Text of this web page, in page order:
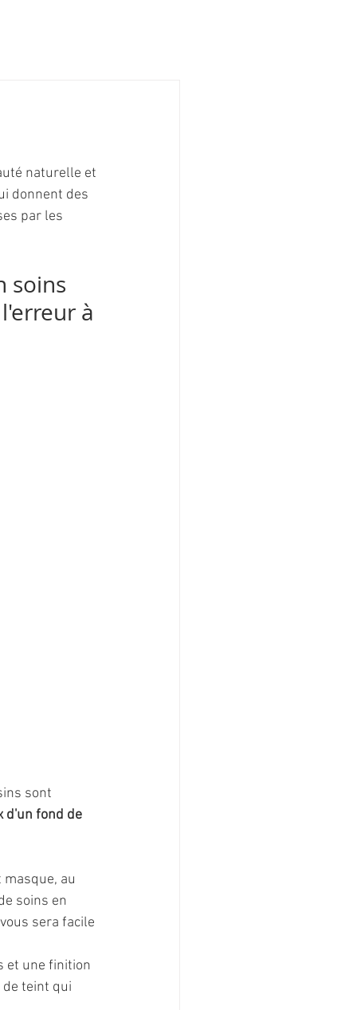
naturelle et
donnent des
par les
soins
à
sont
d'un fond de
au
soins en
sera facile
et une finition
teint qui